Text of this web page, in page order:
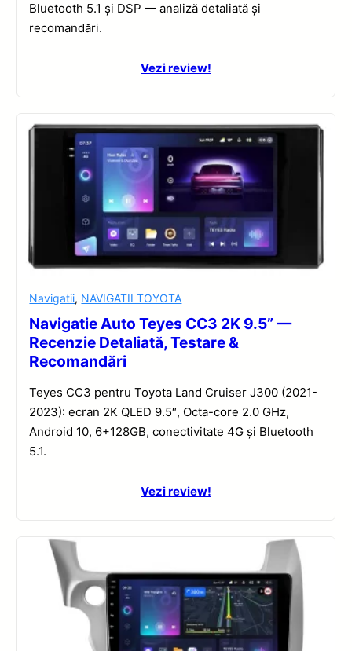
Bluetooth 5.1 și DSP — analiză detaliată și
recomandări.
Vezi review!
Navigatii, NAVIGATII TOYOTA
Navigatie Auto Teyes CC3 2K 9.5” —
Recenzie Detaliată, Testare &
Recomandări
Teyes CC3 pentru Toyota Land Cruiser J300 (2021-
2023): ecran 2K QLED 9.5″, Octa-core 2.0 GHz,
Android 10, 6+128GB, conectivitate 4G și Bluetooth
5.1.
Vezi review!